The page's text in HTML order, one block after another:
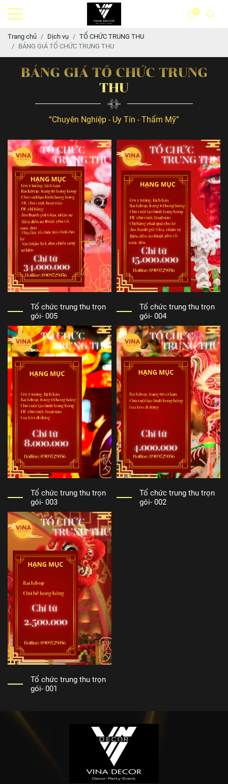
0
Trang chủ Dịch vụ
TỔ CHỨC TRUNG THU
BẢNG GIÁ TỔ CHỨC TRUNG THU
BẢNG GIÁ TỔ CHỨC TRUNG
THU
“Chuyên Nghiệp - Uy Tín - Thẩm Mỹ”
Tổ chức trung thu trọn
gói- 005
Tổ chức trung thu trọn
gói- 004
Tổ chức trung thu trọn
gói- 003
Tổ chức trung thu trọn
gói- 002
Tổ chức trung thu trọn
gói- 001